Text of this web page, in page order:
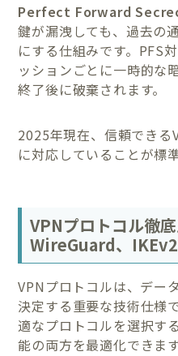
Perfect Forward
鍵が漏洩しても、過去の
にする仕組みです。PFS
ッションごとに一時的な
終了後に破棄されます。
2025年現在、信頼できる
に対応していることが標
VPNプロトコル徹
WireGuard、
VPNプロトコルは、デー
決定する重要な技術仕様
適なプロトコルを選択す
能の両方を最適化できます